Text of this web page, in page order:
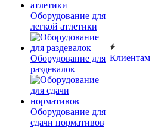
Оборудование для
легкой атлетики
Оборудование для
раздевалок
Оборудование для
сдачи нормативов
Клиентам